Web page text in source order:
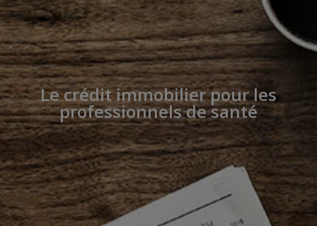
Le crédit immobilier pour les
professionnels de santé